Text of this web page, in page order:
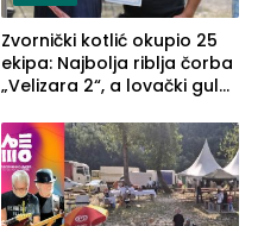
Zvornički kotlić okupio 25
ekipa: Najbolja riblja čorba
„Velizara 2“, a lovački gulaš